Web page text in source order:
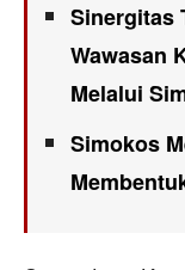
Sinergitas
Wawasan
Melalui
Simokos